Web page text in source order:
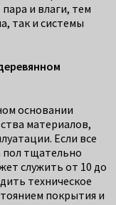
и влаги, тем
так и системы
основании
материалов,
Если все
тщательно
служить от 10 до
техническое
покрытия и